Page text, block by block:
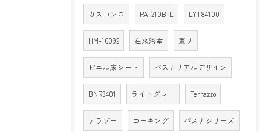
ガスコンロ PA-210B-L LYT84100
HM-16092 在来浴室 東リ
ビニル床シート バスナリアルデザイン
BNR3401 ライトグレー Terrazzo
テラゾー コーキング バスナシリーズ